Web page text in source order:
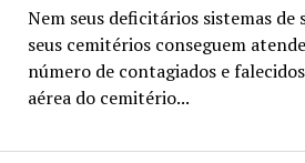
Nem seus deficitários sistemas de
seus cemitérios conseguem
número de contagiados e
aérea do cemitério...